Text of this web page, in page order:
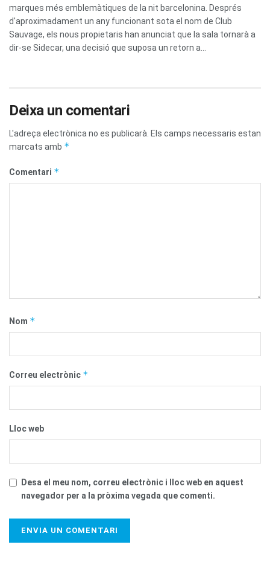
marques més emblemàtiques de la nit barcelonina. Després
d'aproximadament un any funcionant sota el nom de Club
Sauvage, els nous propietaris han anunciat que la sala tornarà a
dir-se Sidecar, una decisió que suposa un retorn a...
Deixa un comentari
L'adreça electrònica no es publicarà. Els camps necessaris estan
marcats amb *
Comentari *
Nom *
Correu electrònic *
Lloc web
Desa el meu nom, correu electrònic i lloc web en aquest
navegador per a la pròxima vegada que comenti.